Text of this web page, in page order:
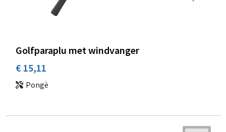
Golfparaplu met windvanger
€ 15,11
Pongè